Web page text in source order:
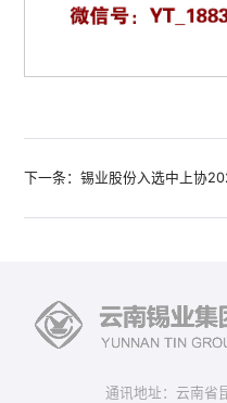
下一条：锡业股份入选中上协
通讯地址：云南省